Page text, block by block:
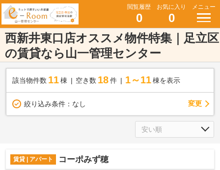
閲覧履歴
0
お気に入り
0
メニュー
西新井東口店オススメ物件特集｜足立区
の賃貸なら山一管理センター
該当物件数 11棟 空き数 18 件 1～11 棟を表示
絞り込み条件： なし 変更
賃貸 | アパート コーポみず穂